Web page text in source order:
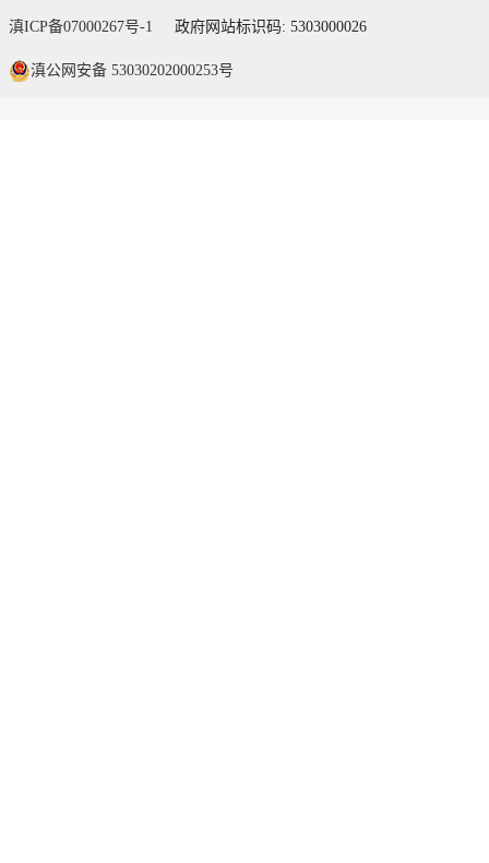
滇ICP备07000267号-1 政府网站标识码: 5303000026
滇公网安备 53030202000253号